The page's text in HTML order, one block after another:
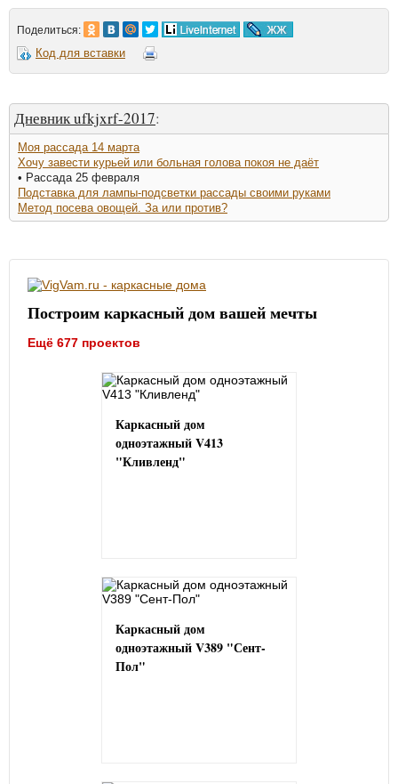
Поделиться:
Код для вставки
Дневник ufkjxrf-2017:
Моя рассада 14 марта
Хочу завести курьей или больная голова покоя не даёт
• Рассада 25 февраля
Подставка для лампы-подсветки рассады своими руками
Метод посева овощей. За или против?
Построим каркасный дом вашей мечты
Ещё 677 проектов
Каркасный дом
одноэтажный V413
"Кливленд"
Каркасный дом
одноэтажный V389 "Сент-
Пол"